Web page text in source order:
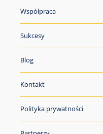
Współpraca
Sukcesy
Blog
Kontakt
Polityka prywatności